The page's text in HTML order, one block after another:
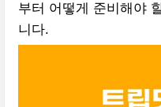
부터 어떻게 준비해야
니다.